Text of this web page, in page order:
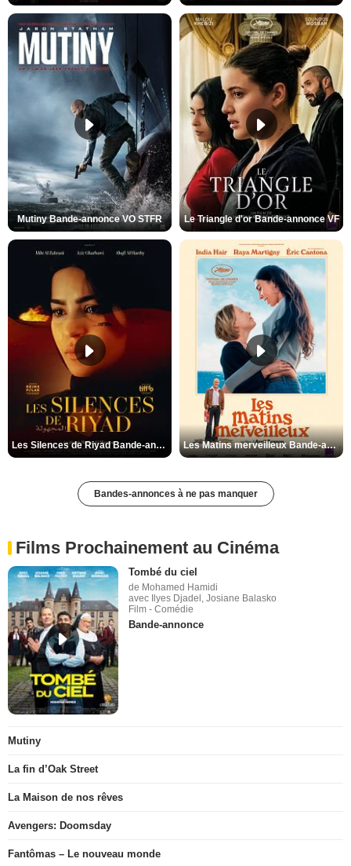
Mutiny Bande-annonce VO STFR Le Triangle d'or Bande-annonce VF
Les Silences de Riyad Bande-annonce VO STFR Les Matins merveilleux Bande-annonce VF
Bandes-annonces à ne pas manquer
Films Prochainement au Cinéma
Tombé du ciel
de Mohamed Hamidi
avec Ilyes Djadel, Josiane Balasko
Film - Comédie
Bande-annonce
Mutiny
La fin d’Oak Street
La Maison de nos rêves
Avengers: Doomsday
Fantômas – Le nouveau monde